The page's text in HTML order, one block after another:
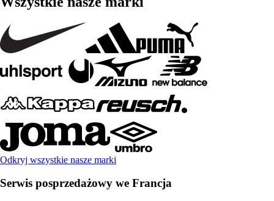
Odkryj wszystkie nasze marki
Serwis posprzedażowy we Francja